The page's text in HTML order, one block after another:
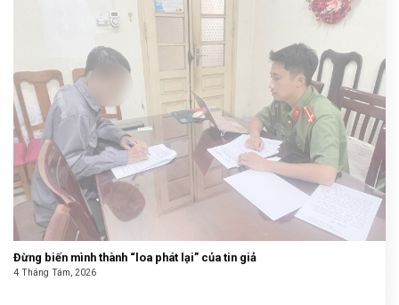
Đừng biến mình thành “loa phát lại” của tin giả
4 Tháng Tám, 2026